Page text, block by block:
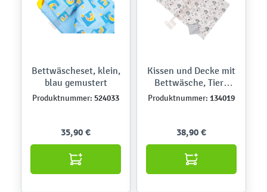
Bettwäscheset, klein,
blau gemustert
Produktnummer: 524033
35,90 €
Kissen und Decke mit
Bettwäsche, Tiere
grau-rosa
Produktnummer: 134019
38,90 €